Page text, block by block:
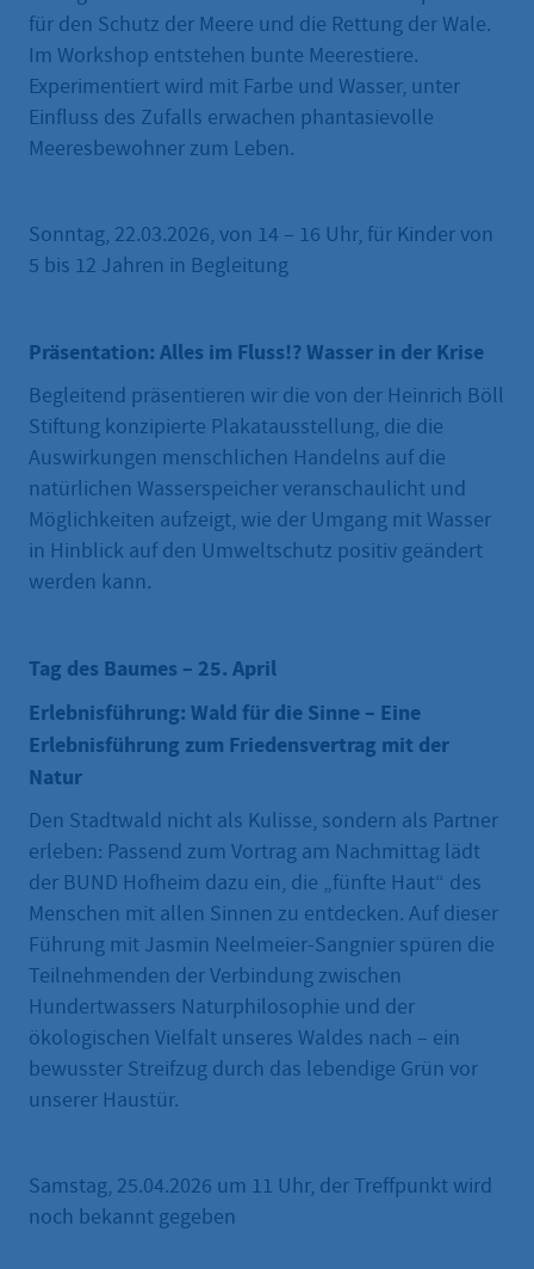
für den Schutz der Meere und die Rettung der Wale.
Im Workshop entstehen bunte Meerestiere.
Experimentiert wird mit Farbe und Wasser, unter
Einfluss des Zufalls erwachen phantasievolle
Meeresbewohner zum Leben.
Sonntag, 22.03.2026, von 14 – 16 Uhr, für Kinder von
5 bis 12 Jahren in Begleitung
Präsentation: Alles im Fluss!? Wasser in der Krise
Begleitend präsentieren wir die von der Heinrich Böll
Stiftung konzipierte Plakatausstellung, die die
Auswirkungen menschlichen Handelns auf die
natürlichen Wasserspeicher veranschaulicht und
Möglichkeiten aufzeigt, wie der Umgang mit Wasser
in Hinblick auf den Umweltschutz positiv geändert
werden kann.
Tag des Baumes – 25. April
Erlebnisführung: Wald für die Sinne – Eine
Erlebnisführung zum Friedensvertrag mit der
Natur
Den Stadtwald nicht als Kulisse, sondern als Partner
erleben: Passend zum Vortrag am Nachmittag lädt
der BUND Hofheim dazu ein, die „fünfte Haut“ des
Menschen mit allen Sinnen zu entdecken. Auf dieser
Führung mit Jasmin Neelmeier-Sangnier spüren die
Teilnehmenden der Verbindung zwischen
Hundertwassers Naturphilosophie und der
ökologischen Vielfalt unseres Waldes nach – ein
bewusster Streifzug durch das lebendige Grün vor
unserer Haustür.
Samstag, 25.04.2026 um 11 Uhr, der Treffpunkt wird
noch bekannt gegeben